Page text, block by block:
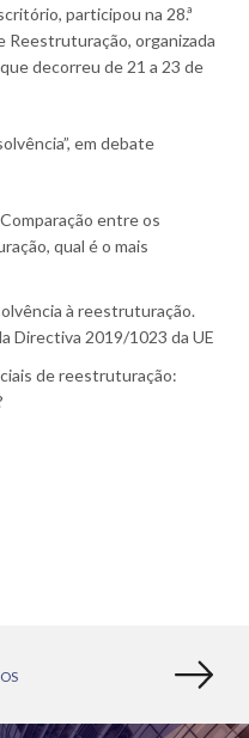
participou na 28.ª
Reestruturação, organizada
decorreu de 21 a 23 de
em debate
entre os
qual é o mais
à reestruturação.
Directiva 2019/1023 da UE
de reestruturação: